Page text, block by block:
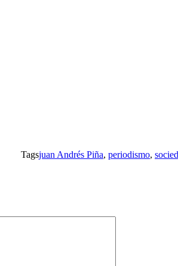
Tagsjuan Andrés Piña, periodismo,